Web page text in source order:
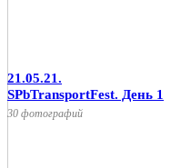
21.05.21.
SPbTransportFest. День 1
30 фотографий